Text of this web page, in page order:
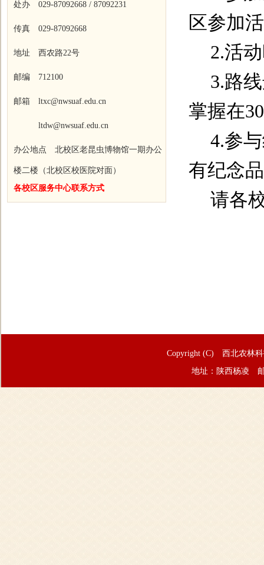
处办 029-87092668 / 87092231
传真 029-87092668
地址 西农路22号
邮编 712100
邮箱 ltxc@nwsuaf.edu.cn
ltdw@nwsuaf.edu.cn
办公地点 北校区老昆虫博物馆一期办公
楼二楼（北校区校医院对面）
各校区服务中心联系方式
区参加
2.活
3.路
掌握在
4.参
有纪念
请各
Copyright (C) 西北农林
地址：陕西杨凌